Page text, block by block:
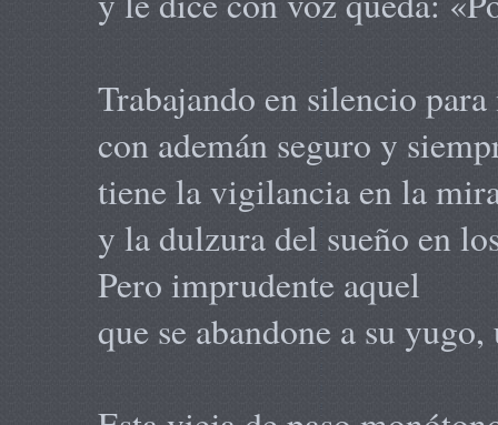
Trabajando en silencio para
con ademán seguro y
tiene la vigilancia en la
y la dulzura del sueño en
Pero imprudente aquel
que se abandone a su